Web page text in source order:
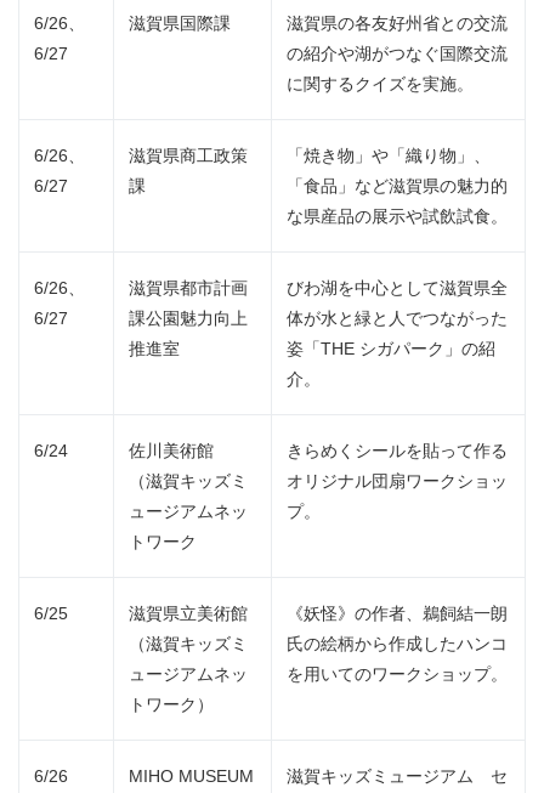
6/26、
6/27
滋賀県国際課
滋賀県の各友好州省との交流
の紹介や湖がつなぐ国際交流
に関するクイズを実施。
6/26、
6/27
滋賀県商工政策
課
「焼き物」や「織り物」、
「食品」など滋賀県の魅力的
な県産品の展示や試飲試食。
6/26、
6/27
滋賀県都市計画
課公園魅力向上
推進室
びわ湖を中心として滋賀県全
体が水と緑と人でつながった
姿「THE シガパーク」の紹
介。
6/24
佐川美術館
（滋賀キッズミ
ュージアムネッ
トワーク
きらめくシールを貼って作る
オリジナル団扇ワークショッ
プ。
6/25
滋賀県立美術館
（滋賀キッズミ
ュージアムネッ
トワーク）
《妖怪》の作者、鵜飼結一朗
氏の絵柄から作成したハンコ
を用いてのワークショップ。
6/26
MIHO MUSEUM
滋賀キッズミュージアム セ